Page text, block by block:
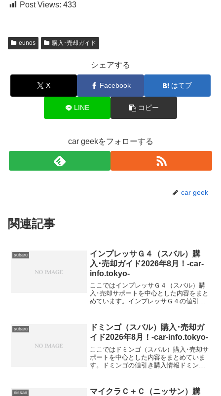
Post Views: 433
eunos 購入･売却ガイド
シェアする
X Facebook はてブ
LINE コピー
car geekをフォローする
car geek
関連記事
subaru
インプレッサＧ４（スバル）購
入･売却ガイド2026年8月！-car-
info.tokyo-
ここではインプレッサＧ４（スバル）購
入･売却サポートを中心とした内容をまと
めています。インプレッサＧ４の値引き
DBA-GK3【2016年式（H28）】DB...
subaru
ドミンゴ（スバル）購入･売却ガ
イド2026年8月！-car-info.tokyo-
ここではドミンゴ（スバル）購入･売却サ
ポートを中心とした内容をまとめていま
す。ドミンゴの値引き購入情報ドミンゴ
KJ5【1992年式（H4）】E-K...
nissan
マイクラＣ＋Ｃ（ニッサン）購